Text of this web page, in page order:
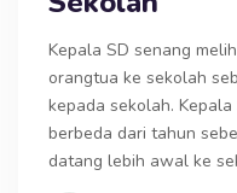
Kepala SD senang
orangtua ke sekolah
kepada sekolah.
berbeda dari tahun
datang lebih awal ke